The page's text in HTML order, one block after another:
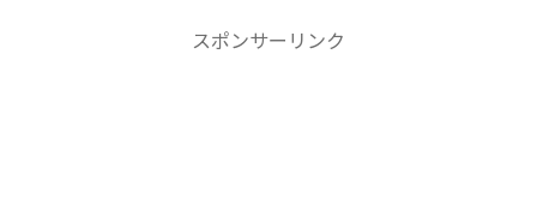
スポンサーリンク